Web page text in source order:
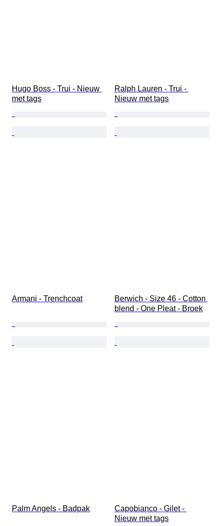
Hugo Boss - Trui - Nieuw
met tags
Ralph Lauren - Trui -
Nieuw met tags
Armani - Trenchcoat
Berwich - Size 46 - Cotton
blend - One Pleat - Broek
Palm Angels - Badpak
Capobianco - Gilet -
Nieuw met tags